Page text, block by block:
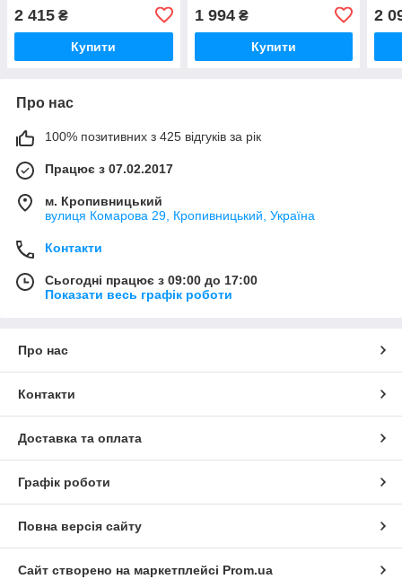
2 415 ₴
Купити
1 994₴
Купити
2
Про нас
100% позитивних з 425 відгуків за рік
Працює з 07.02.2017
м. Кропивницький
вулиця Комарова 29, Кропивницький, Україна
Контакти
Сьогодні працює з 09:00 до 17:00
Показати весь графік роботи
Про нас
Контакти
Доставка та оплата
Графік роботи
Повна версія сайту
Сайт створено на маркетплейсі Prom.ua